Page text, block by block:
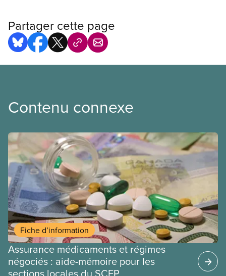
Partager cette page
Contenu connexe
Fiche d’information
Assurance médicaments et régimes
négociés : aide-mémoire pour les